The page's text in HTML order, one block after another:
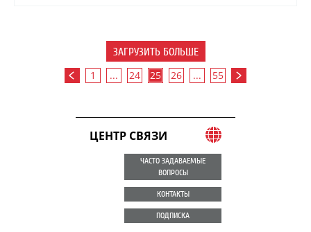
ЗАГРУЗИТЬ БОЛЬШЕ
1 ... 24 25 26 ... 55
ЦЕНТР СВЯЗИ
ЧАСТО ЗАДАВАЕМЫЕ
ВОПРОСЫ
КОНТАКТЫ
ПОДПИСКА